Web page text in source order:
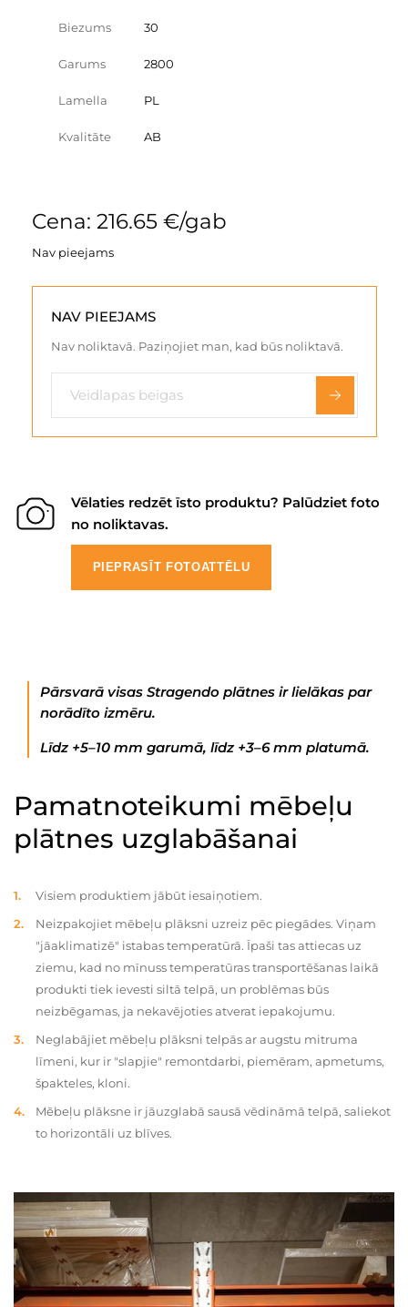
Biezums 30
Garums 2800
Lamella PL
Kvalitāte AB
Cena: 216.65 €/gab
Nav pieejams
NAV PIEEJAMS
Nav noliktavā. Paziņojiet man, kad būs noliktavā.
Vēlaties redzēt īsto produktu? Palūdziet foto
no noliktavas.
PIEPRASĪT FOTOATTĒLU
Pārsvarā visas Stragendo plātnes ir lielākas par
norādīto izmēru.
Līdz +5–10 mm garumā, līdz +3–6 mm platumā.
Pamatnoteikumi mēbeļu
plātnes uzglabāšanai
Visiem produktiem jābūt iesaiņotiem.
Neizpakojiet mēbeļu plāksni uzreiz pēc piegādes. Viņam
"jāaklimatizē" istabas temperatūrā. Īpaši tas attiecas uz
ziemu, kad no mīnuss temperatūras transportēšanas laikā
produkti tiek ievesti siltā telpā, un problēmas būs
neizbēgamas, ja nekavējoties atverat iepakojumu.
Neglabājiet mēbeļu plāksni telpās ar augstu mitruma
līmeni, kur ir "slapjie" remontdarbi, piemēram, apmetums,
špakteles, kloni.
Mēbeļu plāksne ir jāuzglabā sausā vēdināmā telpā, saliekot
to horizontāli uz blīves.